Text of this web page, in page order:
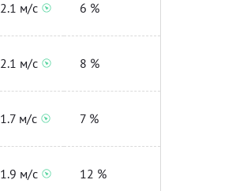
2.1 м/с 6 %
2.1 м/с 8 %
1.7 м/с 7 %
1.9 м/с 12 %